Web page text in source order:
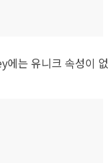
에는 유니크 속성이 없